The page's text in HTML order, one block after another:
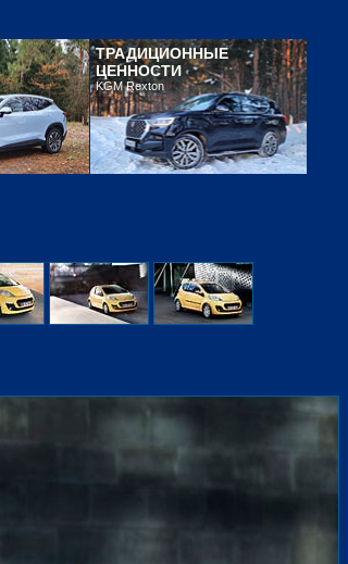
ТРАДИЦИОННЫЕ
ЦЕННОСТИ
KGM Rexton